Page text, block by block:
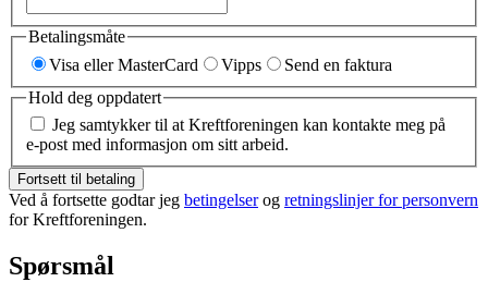
Betalingsmåte
Visa eller MasterCard
Vipps
Send en faktura
Hold deg oppdatert
Jeg samtykker til at Kreftforeningen kan kontakte meg på
e-post med informasjon om sitt arbeid.
Fortsett til betaling
Ved å fortsette godtar jeg betingelserog retningslinjer for personvern
for Kreftforeningen.
Spørsmål